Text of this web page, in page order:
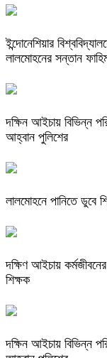
ইন্দোনেশিয়ার
লালমোহনের সন্তান
দক্ষিন আইচায় ‎বিভিন্ন
আহ্বান পুলিশের
লালমোহনে পানিতে ডুবে
দক্ষিণ আইচায়
শিক্ষক
দক্ষিন আইচায় ‎বিভিন্ন